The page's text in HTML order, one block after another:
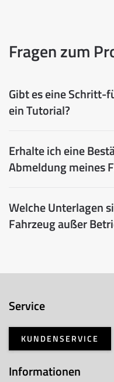
Fragen zum
Gibt es eine
ein Tutorial?
Erhalte ich eine
Abmeldung meines
Welche Unterlagen
Fahrzeug außer
Service
KUNDENSERVICE
Informationen